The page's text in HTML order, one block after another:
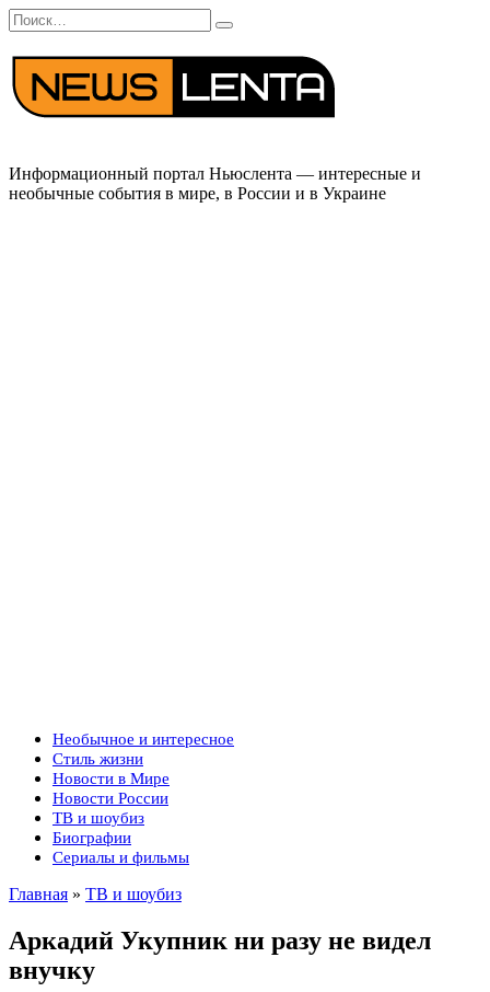
Перейти
к
содержанию
Search
for:
Информационный портал Ньюслента — интересные и
необычные события в мире, в России и в Украине
Необычное и интересное
Стиль жизни
Новости в Мире
Новости России
ТВ и шоубиз
Биографии
Сериалы и фильмы
Главная » ТВ и шоубиз
Аркадий Укупник ни разу не видел
внучку